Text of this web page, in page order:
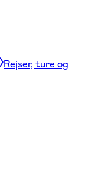
Rejser, ture og